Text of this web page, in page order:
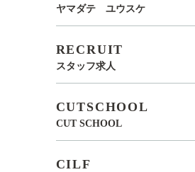
ヤマダテ ユウスケ
RECRUIT
スタッフ求人
CUTSCHOOL
CUT SCHOOL
CILF